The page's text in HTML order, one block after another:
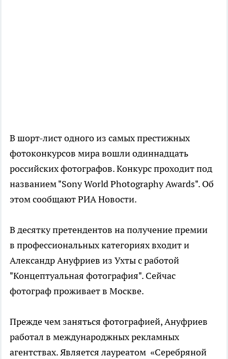
В шорт-лист одного из самых престижных
фотоконкурсов мира вошли одиннадцать
российских фотографов. Конкурс проходит под
названием "Sony World Photography Awards". Об
этом сообщают РИА Новости.
В десятку претендентов на получение премии
в профессиональных категориях входит и
Александр Ануфриев из Ухты с работой
"Концептуальная фотография". Сейчас
фотограф проживает в Москве.
Прежде чем заняться фотографией, Ануфриев
работал в международжных рекламных
агентствах. Является лауреатом «Серебряной